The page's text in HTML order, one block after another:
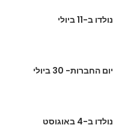
נולדו ב-11 ביולי
יום החברות- 30 ביולי
נולדו ב-4 באוגוסט